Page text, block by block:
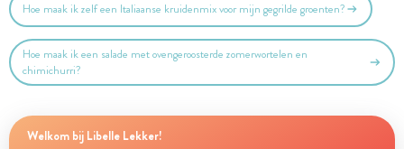
Hoe maak ik zelf een Italiaanse kruidenmix voor mijn gegrilde groenten?
Hoe maak ik een salade met ovengeroosterde zomerwortelen en
chimichurri?
Welkom bij Libelle Lekker!